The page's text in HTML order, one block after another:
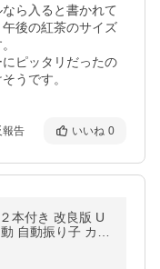
ら入ると書かれて
後の紅茶のサイズ
ピッタリだったの
うです。
報告 いいね 0
本付き 改良版 U
自動振り子 カウ
モンGo ドラク
ー